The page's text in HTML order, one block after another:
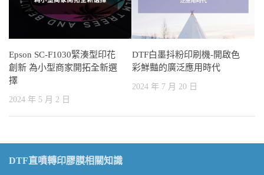
Epson SC-F1030緊湊型印花
創新 為小型商家開拓全新選
擇
2024 年 5 月 2 日
DTF白墨抖粉印刷機-開啟色
彩鮮豔的廣泛應用時代
2024 年 7 月 20 日
DTF直噴轉印膠膜相關知識